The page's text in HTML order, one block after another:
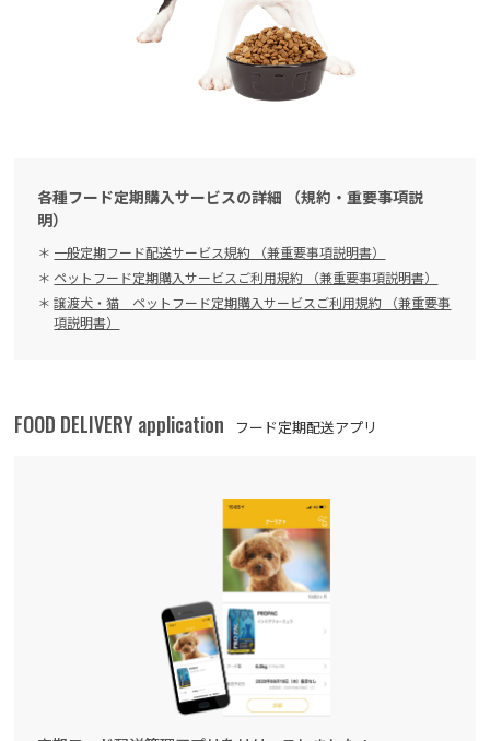
各種フード定期購入サービスの詳細 （規約・重要事項説
明）
一般定期フード配送サービス規約 （兼重要事項説明書）
ペットフード定期購入サービスご利用規約 （兼重要事項説明書）
譲渡犬・猫 ペットフード定期購入サービスご利用規約 （兼重要事
項説明書）
FOOD DELIVERY application フード定期配送アプリ